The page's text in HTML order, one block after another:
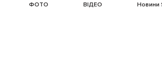
ФОТО ВІДЕО Новини